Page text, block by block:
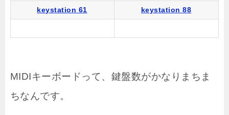
keystation 61 keystation 88
MIDIキーボードって、鍵盤数がかなりまちま
ちなんです。